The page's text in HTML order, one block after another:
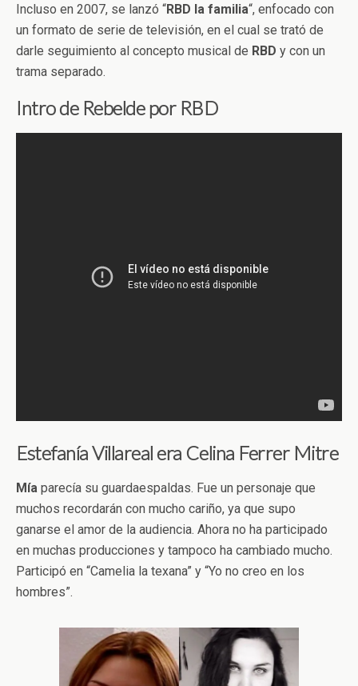
Incluso en 2007, se lanzó “RBD la familia“, enfocado con
un formato de serie de televisión, en el cual se trató de
darle seguimiento al concepto musical de RBD y con un
trama separado.
Intro de Rebelde por RBD
Estefanía Villareal era Celina Ferrer Mitre
Mía parecía su guardaespaldas. Fue un personaje que
muchos recordarán con mucho cariño, ya que supo
ganarse el amor de la audiencia. Ahora no ha participado
en muchas producciones y tampoco ha cambiado mucho.
Participó en “Camelia la texana” y “Yo no creo en los
hombres”.